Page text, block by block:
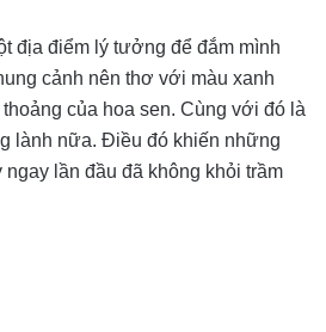
địa điểm lý tưởng để đắm mình
cảnh nên thơ với màu xanh
của hoa sen. Cùng với đó là
lành nữa. Điều đó khiến những
lần đầu đã không khỏi trầm